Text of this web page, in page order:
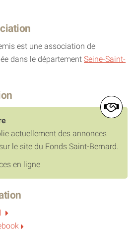
est une association de
dans le département Seine-Saint-
actuellement des annonces
le site du Fonds Saint-Bernard.
en ligne